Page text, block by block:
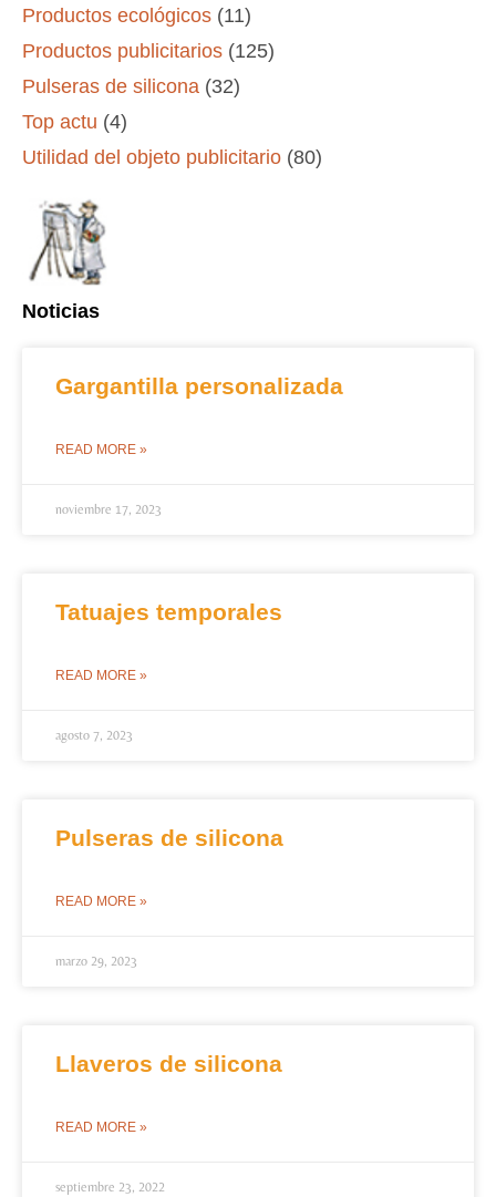
Productos ecológicos (11)
Productos publicitarios (125)
Pulseras de silicona (32)
Top actu (4)
Utilidad del objeto publicitario (80)
Noticias
Gargantilla personalizada
READ MORE »
noviembre 17, 2023
Tatuajes temporales
READ MORE »
agosto 7, 2023
Pulseras de silicona
READ MORE »
marzo 29, 2023
Llaveros de silicona
READ MORE »
septiembre 23, 2022